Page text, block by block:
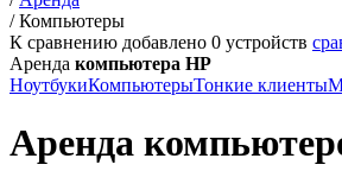
/Компьютеры
К сравнению добавлено 0 устройств
Аренда компьютера HP
НоутбукиКомпьютерыТонкие клиенты
Аренда